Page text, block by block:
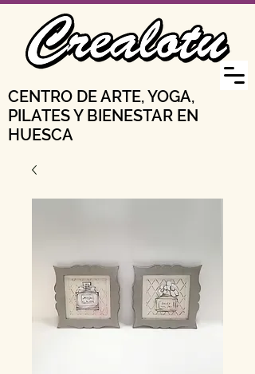
CENTRO DE ARTE, YOGA,
PILATES Y BIENESTAR EN
HUESCA